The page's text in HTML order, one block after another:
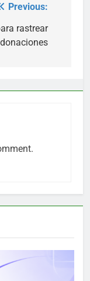
Previous:
rastrear
donaciones